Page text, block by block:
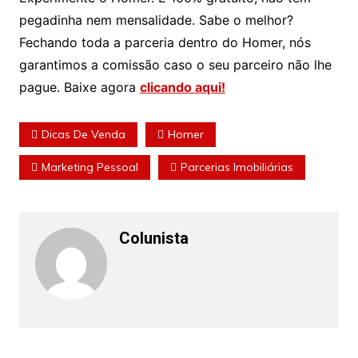
pegadinha nem mensalidade. Sabe o melhor?
Fechando toda a parceria dentro do Homer, nós
garantimos a comissão caso o seu parceiro não lhe
pague. Baixe agora clicando aqui!
Dicas De Venda Homer
Marketing Pessoal Parcerias Imobiliárias
Colunista